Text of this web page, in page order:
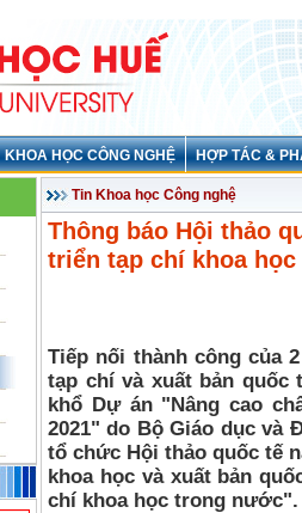
KHOA HỌC CÔNG NGHỆ HỢP TÁC &
Tin Khoa học Công nghệ
Thông báo Hội thảo
triển tạp chí khoa
Tiếp nối thành công của
tạp chí và xuất bản quốc
khổ Dự án "Nâng cao
2021" do Bộ Giáo dục và
tổ chức Hội thảo quốc tế
khoa học và xuất bản
chí khoa học trong nước".